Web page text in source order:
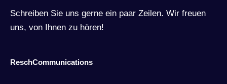
Schreiben Sie uns gerne ein paar Zeilen. Wir freuen
uns, von Ihnen zu hören!
ReschCommunications